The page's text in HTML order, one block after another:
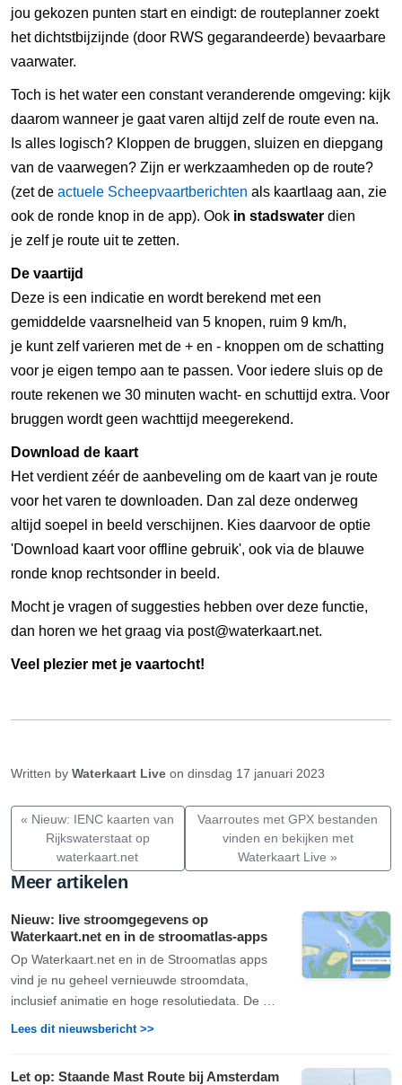
jou gekozen punten start en eindigt: de routeplanner zoekt
het dichtstbijzijnde (door RWS gegarandeerde) bevaarbare
vaarwater.
Toch is het water een constant veranderende omgeving: kijk
daarom wanneer je gaat varen altijd zelf de route even na.
Is alles logisch? Kloppen de bruggen, sluizen en diepgang
van de vaarwegen? Zijn er werkzaamheden op de route?
(zet de actuele Scheepvaartberichten als kaartlaag aan, zie
ook de ronde knop in de app). Ook in stadswater dien
je zelf je route uit te zetten.
De vaartijd
Deze is een indicatie en wordt berekend met een
gemiddelde vaarsnelheid van 5 knopen, ruim 9 km/h,
je kunt zelf varieren met de + en - knoppen om de schatting
voor je eigen tempo aan te passen. Voor iedere sluis op de
route rekenen we 30 minuten wacht- en schuttijd extra. Voor
bruggen wordt geen wachttijd meegerekend.
Download de kaart
Het verdient zéér de aanbeveling om de kaart van je route
voor het varen te downloaden. Dan zal deze onderweg
altijd soepel in beeld verschijnen. Kies daarvoor de optie
'Download kaart voor offline gebruik', ook via de blauwe
ronde knop rechtsonder in beeld.
Mocht je vragen of suggesties hebben over deze functie,
dan horen we het graag via post@waterkaart.net.
Veel plezier met je vaartocht!
Written by Waterkaart Live on dinsdag 17 januari 2023
« Nieuw: IENC kaarten van
Rijkswaterstaat op
waterkaart.net
Vaarroutes met GPX bestanden
vinden en bekijken met
Waterkaart Live »
Meer artikelen
Nieuw: live stroomgegevens op
Waterkaart.net en in de stroomatlas-apps
Op Waterkaart.net en in de Stroomatlas apps
vind je nu geheel vernieuwde stroomdata,
inclusief animatie en hoge resolutiedata. De …
Lees dit nieuwsbericht >>
Let op: Staande Mast Route bij Amsterdam